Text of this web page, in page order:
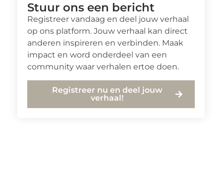
Stuur ons een bericht
Registreer vandaag en deel jouw verhaal
op ons platform. Jouw verhaal kan direct
anderen inspireren en verbinden. Maak
impact en word onderdeel van een
community waar verhalen ertoe doen.
Registreer nu en deel jouw
verhaal!